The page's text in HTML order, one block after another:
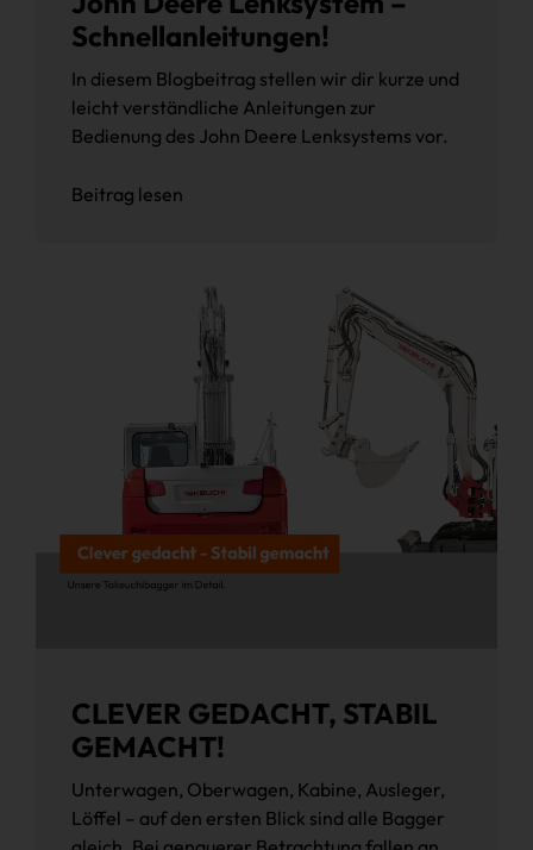
Schnellanleitungen!
In diesem Blogbeitrag stellen wir dir kurze und
leicht verständliche Anleitungen zur
Bedienung des John Deere Lenksystems vor.
Beitrag lesen
CLEVER GEDACHT, STABIL
GEMACHT!
Unterwagen, Oberwagen, Kabine, Ausleger,
Löffel – auf den ersten Blick sind alle Bagger